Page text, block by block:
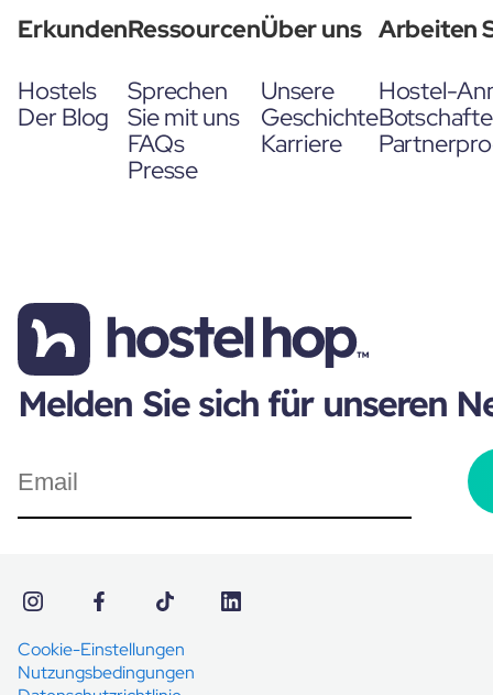
Erkunden
Hostels
Der Blog
Ressourcen
Sprechen
Sie mit uns
FAQs
Presse
Über uns
Unsere
Geschichte
Karriere
Arbeiten
Hostel-
Melden Sie sich für unseren
Cookie-Einstellungen
Nutzungsbedingungen